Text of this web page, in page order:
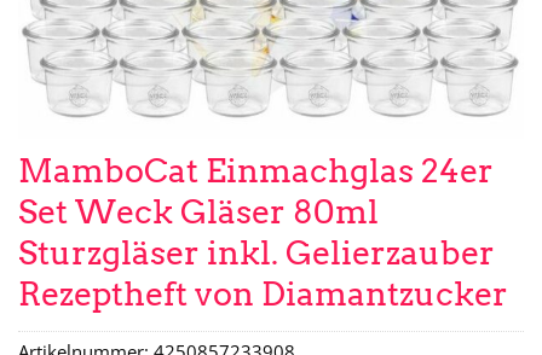
MamboCat Einmachglas 24er
Set Weck Gläser 80ml
Sturzgläser inkl. Gelierzauber
Rezeptheft von Diamantzucker